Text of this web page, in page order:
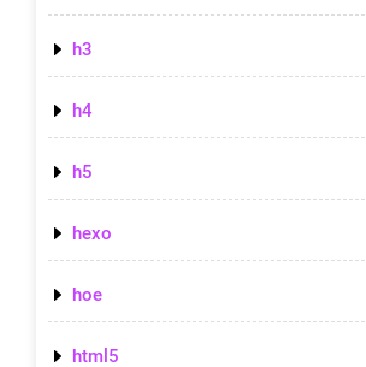
h3
h4
h5
hexo
hoe
html5